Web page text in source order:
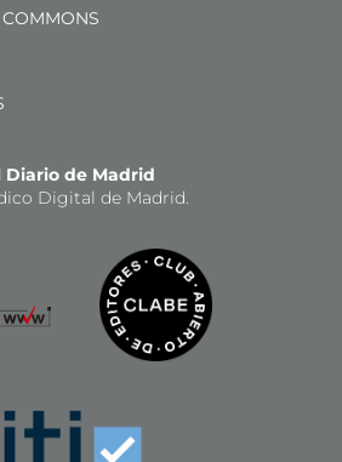
COMMONS
Diario de Madrid
Digital de Madrid.